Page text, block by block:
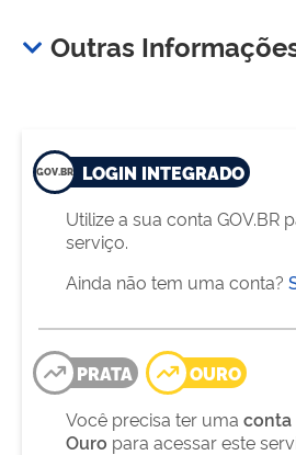
Outras
LOGIN INTEGRADO
Utilize a sua conta GOV.BR
serviço.
Ainda não tem uma conta?
PRATA
OURO
Você precisa ter uma conta
Ouro para acessar este